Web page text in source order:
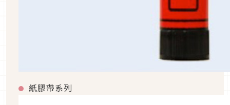
紙膠帶系列